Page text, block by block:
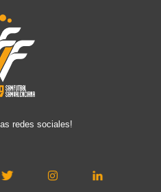
redes sociales!